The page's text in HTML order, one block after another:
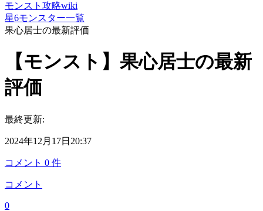
モンスト攻略wiki
星6モンスター一覧
果心居士の最新評価
【モンスト】果心居士の最新
評価
最終更新:
2024年12月17日20:37
コメント 0 件
コメント
0